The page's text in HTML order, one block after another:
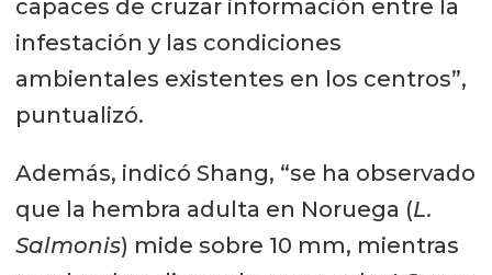
capaces de cruzar información entre la
infestación y las condiciones
ambientales existentes en los centros”,
puntualizó.
Además, indicó Shang, “se ha observado
que la hembra adulta en Noruega (L.
Salmonis) mide sobre 10 mm, mientras